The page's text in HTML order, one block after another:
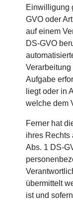
Einwilligung
GVO oder
auf einem
DS-GVO
Aufgabe
liegt oder in
welche dem
Ferner hat
ihres Rechts
Abs. 1 DS-
übermittelt
ist und